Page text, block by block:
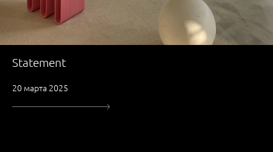
Statement
20 марта 2025